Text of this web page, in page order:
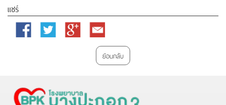
แชร์
Facebook Twitter
Google
Email
ย้อนกลับ